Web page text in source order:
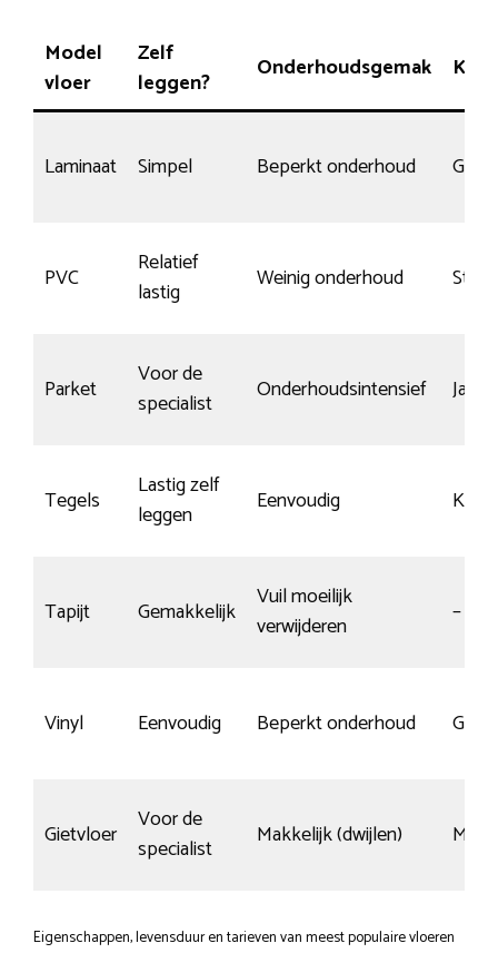
Model
vloer
Zelf
leggen?
Onderhoudsgemak
Laminaat Simpel Beperkt onderhoud
PVC
Relatief
lastig
Weinig onderhoud
Parket
Voor de
specialist
Onderhoudsintensief Ja,
Tegels
Lastig zelf
leggen
Eenvoudig
Tapijt Gemakkelijk
Vuil moeilijk
verwijderen
–
Vinyl Eenvoudig Beperkt onderhoud
Gietvloer
Voor de
specialist
Makkelijk (dwijlen) Matig
Eigenschappen, levensduur en tarieven van meest populaire vloeren